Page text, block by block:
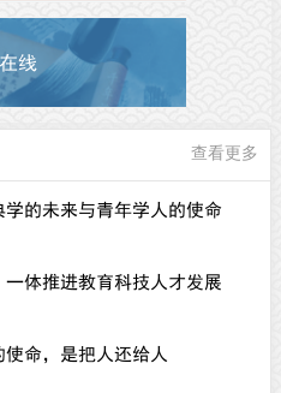
线
查看更多
学的未来与青年学人的使命
体推进教育科技人才发展
命，是把人还给人